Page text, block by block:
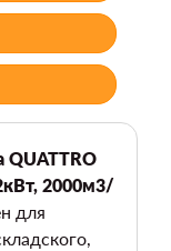
QUATTRO
2000м3/
для